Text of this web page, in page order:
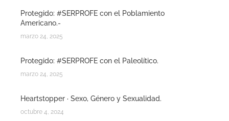
Protegido: #SERPROFE con el Poblamiento
Americano.-
marzo 24, 2025
Protegido: #SERPROFE con el Paleolítico.
marzo 24, 2025
Heartstopper · Sexo, Género y Sexualidad.
octubre 4, 2024